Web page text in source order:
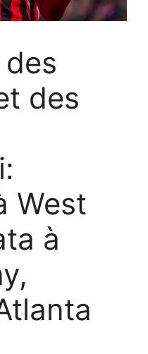
des
West
à